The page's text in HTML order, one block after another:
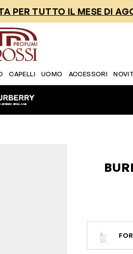
PER TUTTO IL MESE DI
CAPELLI UOMO ACCESSORI